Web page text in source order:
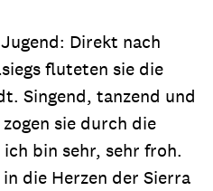
Direkt nach
fluteten sie die
Singend, tanzend und
sie durch die
bin sehr, sehr froh.
die Herzen der Sierra